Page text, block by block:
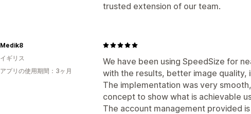
trusted extension of our team.
We have been using SpeedSize for
with the results, better image quality,
The implementation was very
concept to show what is achievable
The account management provided
Medik8
イギリス
アプリの使用期間：3ヶ月